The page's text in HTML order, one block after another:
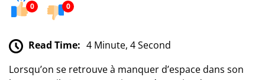
0 0
Read Time: 4 Minute, 4 Second
Lorsqu’on se retrouve à manquer d’espace dans son